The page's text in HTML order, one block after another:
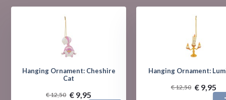
Hanging Ornament: Cheshire
Cat
€ 12,50 € 9,95
Hanging Ornament:
€ 12,50 € 9,95